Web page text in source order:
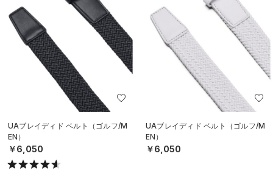
UAブレイディド ベルト（ゴルフ/M
EN）
￥6,050
UAブレイディド ベルト（ゴルフ/M
EN）
￥6,050